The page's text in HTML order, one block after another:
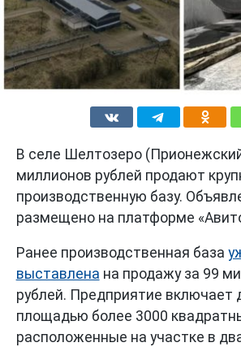
В селе Шелтозеро
миллионов рублей продают
производственную базу.
размещено на платформе
Ранее производственная база
выставлена на продажу за 99
рублей. Предприятие включает
площадью более 3000
расположенные на участке в